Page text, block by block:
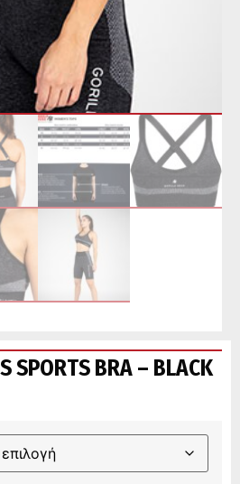
SPORTS BRA – BLACK